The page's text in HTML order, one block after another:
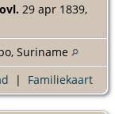
ovl. 29 apr 1839,
Suriname
| Familiekaart